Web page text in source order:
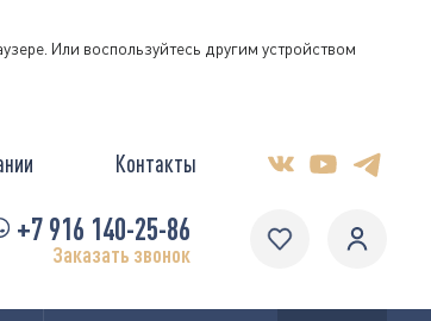
Или воспользуйтесь другим устройством
Контакты
+7 916 140-25-86
Заказать звонок